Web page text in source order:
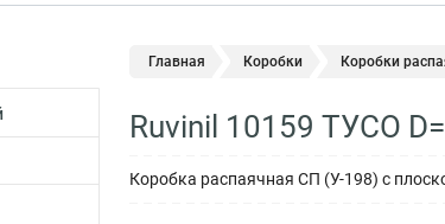
Главная Коробки Коробки
Ruvinil 10159 ТУСО
Коробка распаячная СП (У-198) с